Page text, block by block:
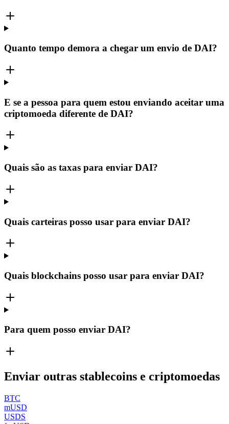
Quanto tempo demora a chegar um envio de DAI?
E se a pessoa para quem estou enviando aceitar uma
criptomoeda diferente de DAI?
Quais são as taxas para enviar DAI?
Quais carteiras posso usar para enviar DAI?
Quais blockchains posso usar para enviar DAI?
Para quem posso enviar DAI?
Enviar outras stablecoins e criptomoedas
BTC
mUSD
USDS